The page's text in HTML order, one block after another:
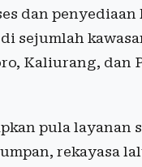
dan penyediaan
sejumlah
Kaliurang, dan
pula layanan
rekayasa